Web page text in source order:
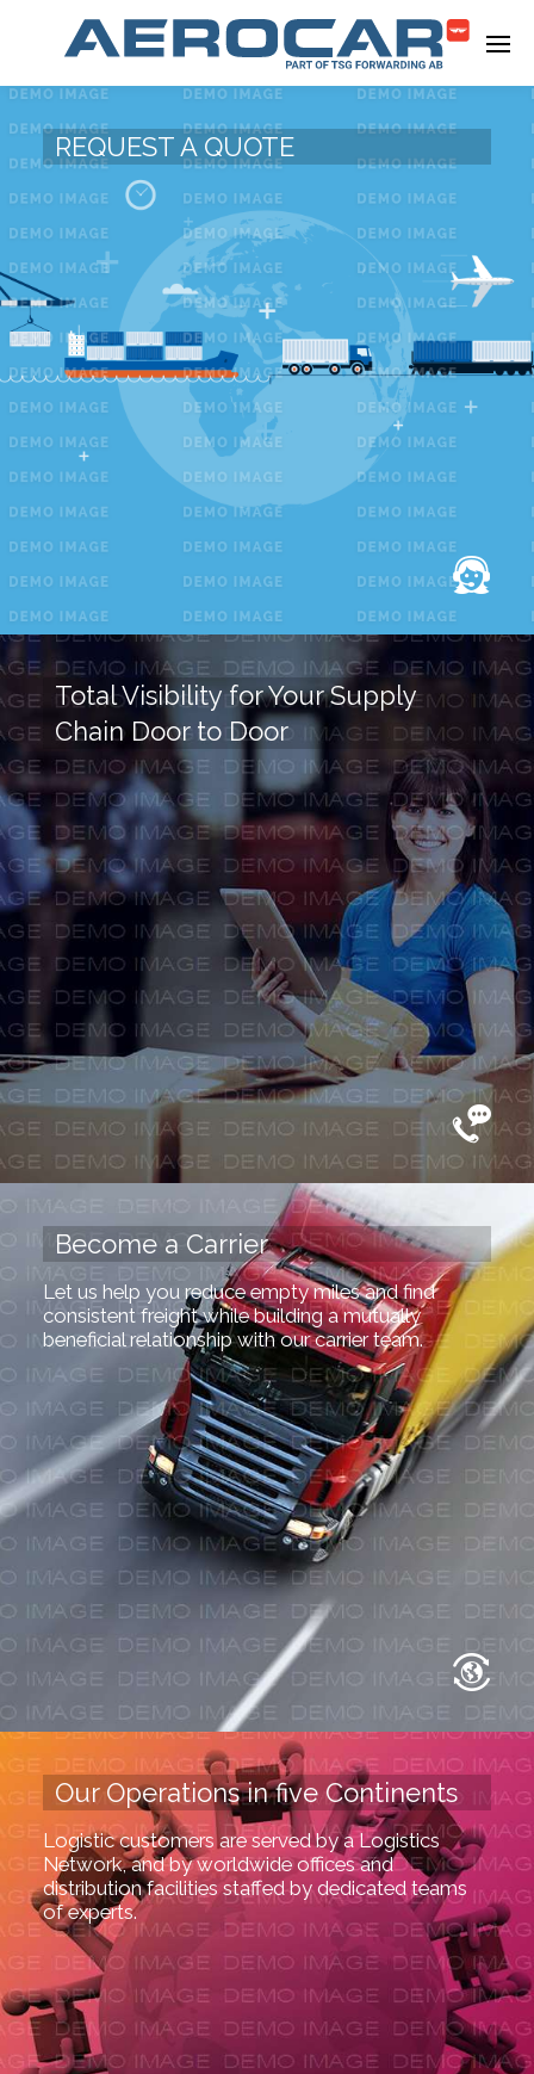
REQUEST A QUOTE
Total Visibility for Your Supply
Chain Door to Door
Become a Carrier
Let us help you reduce empty miles and find
consistent freight while building a mutually
beneficial relationship with our carrier team.
Our Operations in five Continents
Logistic customers are served by a Logistics
Network, and by worldwide offices and
distribution facilities staffed by dedicated teams
of experts.